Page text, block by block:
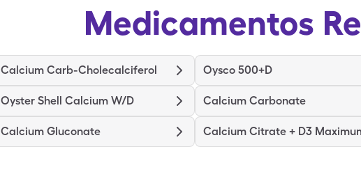
Medicamentos
Calcium Carb-Cholecalciferol Oysco 500+D
Oyster Shell Calcium W/D Calcium Carbonate
Calcium Gluconate Calcium Citrate + D3